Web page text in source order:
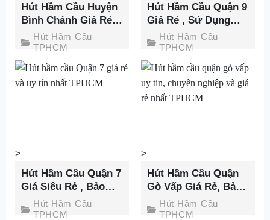
Hút Hầm Cầu
TPHCM
Hút Hầm Cầu Huyện
Bình Chánh Giá Rẻ,
Nhanh Chóng Tại
Thành Phát
Hút Hầm Cầu
TPHCM
Hút Hầm Cầu Quận 9
Giá Rẻ , Sử Dụng
Công Nghệ Hiện Đại
Nhất
>
Hút Hầm Cầu
TPHCM
Hút Hầm Cầu Quận 7
Giá Siêu Rẻ , Bảo
Hành 60 Tháng Tại
Thành Phát
>
Hút Hầm Cầu
TPHCM
Hút Hầm Cầu Quận
Gò Vấp Giá Rẻ, Bảo
Hành Tới 36 Tháng
Tại Thành Phát